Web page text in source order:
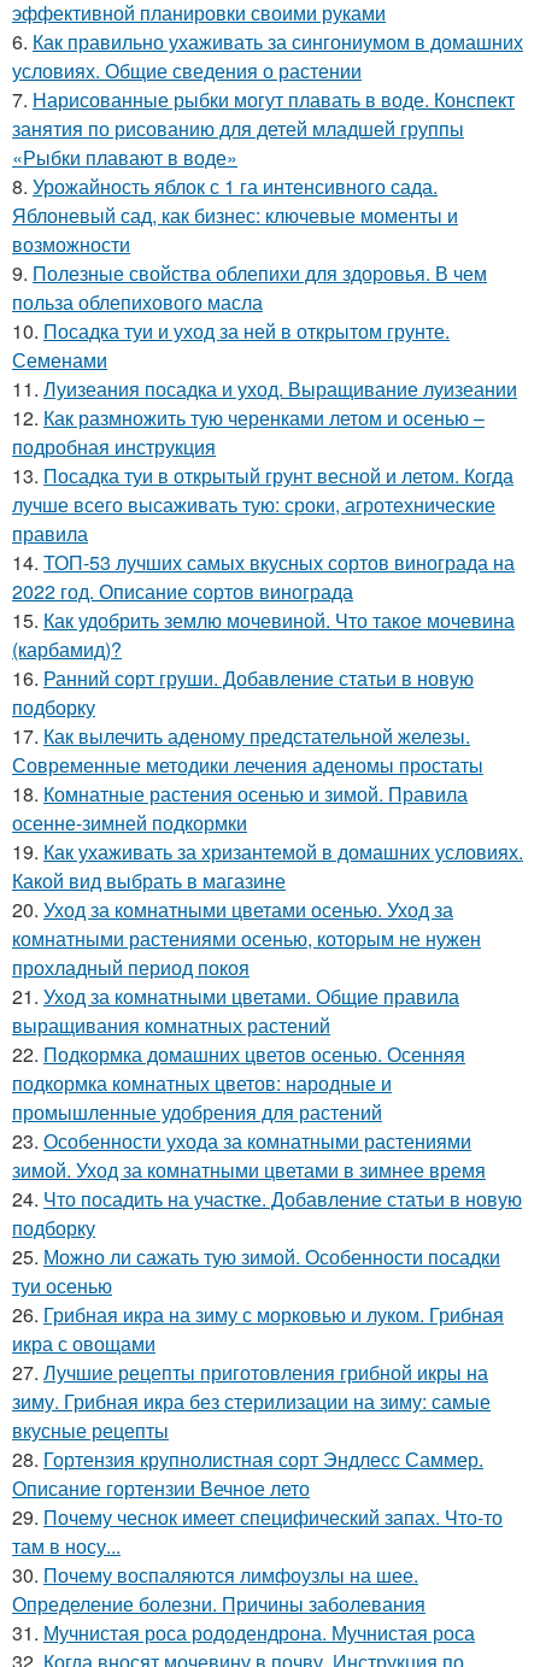
эффективной планировки своими руками
6. Как правильно ухаживать за сингониумом в домашних
условиях. Общие сведения о растении
7. Нарисованные рыбки могут плавать в воде. Конспект
занятия по рисованию для детей младшей группы
«Рыбки плавают в воде»
8. Урожайность яблок с 1 га интенсивного сада.
Яблоневый сад, как бизнес: ключевые моменты и
возможности
9. Полезные свойства облепихи для здоровья. В чем
польза облепихового масла
10. Посадка туи и уход за ней в открытом грунте.
Семенами
11. Луизеания посадка и уход. Выращивание луизеании
12. Как размножить тую черенками летом и осенью –
подробная инструкция
13. Посадка туи в открытый грунт весной и летом. Когда
лучше всего высаживать тую: сроки, агротехнические
правила
14. ТОП-53 лучших самых вкусных сортов винограда на
2022 год. Описание сортов винограда
15. Как удобрить землю мочевиной. Что такое мочевина
(карбамид)?
16. Ранний сорт груши. Добавление статьи в новую
подборку
17. Как вылечить аденому предстательной железы.
Современные методики лечения аденомы простаты
18. Комнатные растения осенью и зимой. Правила
осенне-зимней подкормки
19. Как ухаживать за хризантемой в домашних условиях.
Какой вид выбрать в магазине
20. Уход за комнатными цветами осенью. Уход за
комнатными растениями осенью, которым не нужен
прохладный период покоя
21. Уход за комнатными цветами. Общие правила
выращивания комнатных растений
22. Подкормка домашних цветов осенью. Осенняя
подкормка комнатных цветов: народные и
промышленные удобрения для растений
23. Особенности ухода за комнатными растениями
зимой. Уход за комнатными цветами в зимнее время
24. Что посадить на участке. Добавление статьи в новую
подборку
25. Можно ли сажать тую зимой. Особенности посадки
туи осенью
26. Грибная икра на зиму с морковью и луком. Грибная
икра с овощами
27. Лучшие рецепты приготовления грибной икры на
зиму. Грибная икра без стерилизации на зиму: самые
вкусные рецепты
28. Гортензия крупнолистная сорт Эндлесс Саммер.
Описание гортензии Вечное лето
29. Почему чеснок имеет специфический запах. Что-то
там в носу...
30. Почему воспаляются лимфоузлы на шее.
Определение болезни. Причины заболевания
31. Мучнистая роса рододендрона. Мучнистая роса